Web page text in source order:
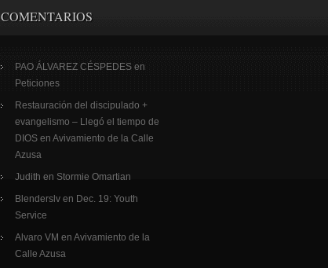
COMENTARIOS
PAO ÁLVAREZ CÉSPEDES en
Peticiones
Restauración del discipulado +
evangelismo – Llegó el tiempo de
DIOS en Avivamiento de la Calle
Azusa
Judith en Stormie Omartian
Blenderslv en Dec. 19: Youth
Service
Alvaro VM en Avivamiento de la
Calle Azusa